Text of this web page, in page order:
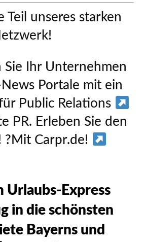
Teil unseres starken
Sie Ihr Unternehmen
Portale mit ein
Public Relations
PR. Erleben Sie den
?Mit Carpr.de!
Urlaubs-Express
in die schönsten
Bayerns und